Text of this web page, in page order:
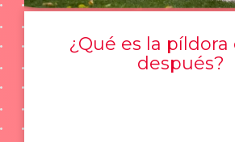
¿Qué es la píldora
después?